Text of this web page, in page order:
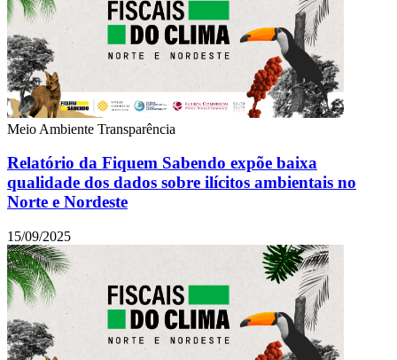
Meio Ambiente Transparência
Relatório da Fiquem Sabendo expõe baixa
qualidade dos dados sobre ilícitos ambientais no
Norte e Nordeste
15/09/2025